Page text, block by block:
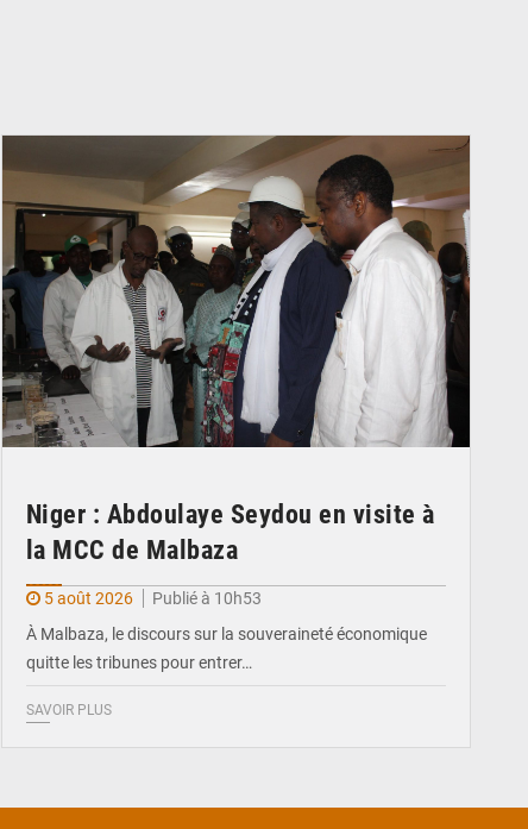
Niger : Abdoulaye Seydou en visite à
la MCC de Malbaza
5 août 2026
Publié à 10h53
À Malbaza, le discours sur la souveraineté économique
quitte les tribunes pour entrer…
SAVOIR PLUS